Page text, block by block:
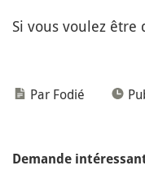
Si vous voulez
Par Fodié
Demande